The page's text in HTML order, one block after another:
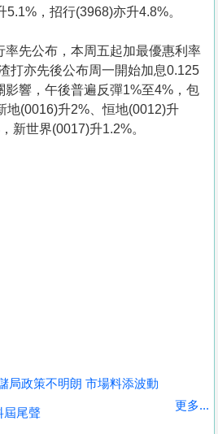
，招行(3968)亦升4.8%。
率先公布，本周五起加最優惠利率
打亦先後公布周一開始加息0.125
影響，午後普遍反彈1%至4%，包
地(0016)升2%、恒地(0012)升
新世界(0017)升1.2%。
局政策不明朗 市場料添波動
屆尾聲
更多...